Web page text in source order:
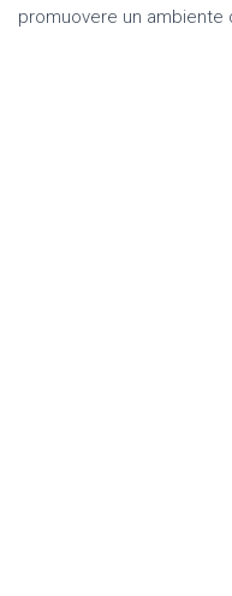
promuovere un ambiente